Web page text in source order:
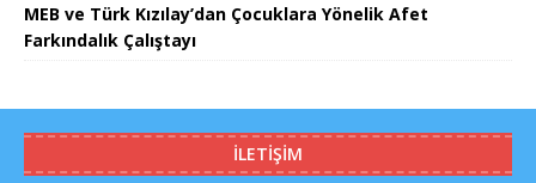
MEB ve Türk Kızılay’dan Çocuklara Yönelik Afet
Farkındalık Çalıştayı
İLETIŞIM